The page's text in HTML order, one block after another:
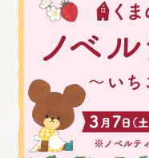
チア ジ
くまの